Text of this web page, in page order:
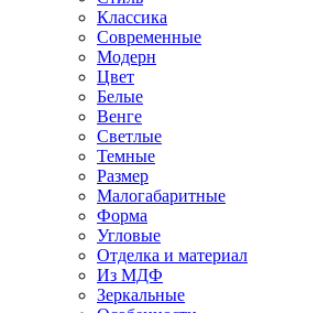
Классика
Современные
Модерн
Цвет
Белые
Венге
Светлые
Темные
Размер
Малогабаритные
Форма
Угловые
Отделка и материал
Из МДФ
Зеркальные